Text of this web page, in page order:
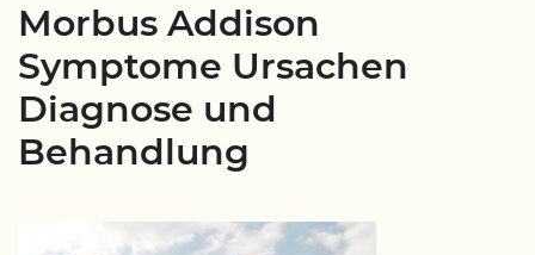
Morbus Addison
Symptome Ursachen
Diagnose und
Behandlung